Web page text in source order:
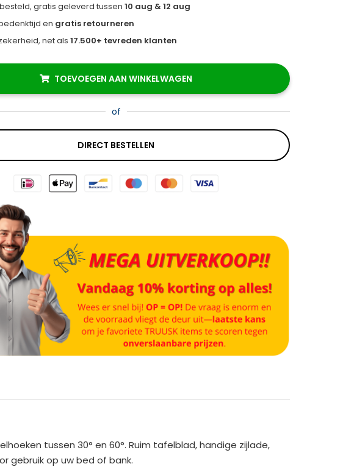
gratis geleverd tussen10 aug & 12 aug
en gratis retourneren
net als17.500+ tevreden klanten
TOEVOEGEN AAN WINKELWAGEN
of
DIRECT BESTELLEN
tussen 30° en 60°. Ruim tafelblad, handige zijlade,
gebruik op uw bed of bank.